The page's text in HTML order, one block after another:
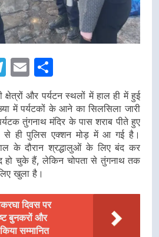
Telegram
Email
क्षेत्रों और पर्यटन स्थलों में हाल ही में हुई
में पर्यटकों के आने का सिलसिला जारी
तुंगनाथ मंदिर के पास शराब पीते हुए
से ही पुलिस एक्शन मोड़ में आ गई है।
के दौरान श्रद्धालुओं के लिए बंद कर
हो चुके हैं, लेकिन चोपता से तुंगनाथ तक
खुला है।
दिवस पर
बुनकरों और
सम्मानित